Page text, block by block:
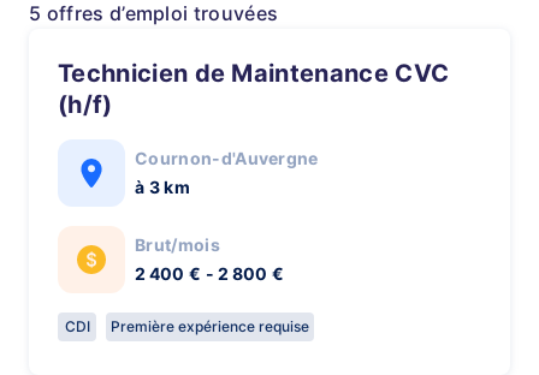
5 offres d’emploi trouvées
Technicien de Maintenance CVC
(h/f)
Cournon-d'Auvergne
à 3 km
Brut/mois
2 400 € - 2 800 €
CDI Première expérience requise